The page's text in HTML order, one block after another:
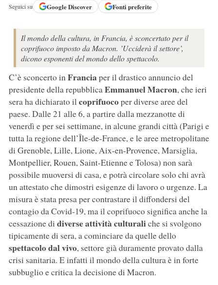
Seguici su GoogleDiscover Fonti preferite
Il mondo della cultura, in Francia, è sconcertato per il
coprifuoco imposto da Macron. ’Ucciderà il settore’,
dicono esponenti del mondo dello spettacolo.
C’è sconcerto inFranciaper il drastico annuncio del
presidente della repubblicaEmmanuel Macron, che ieri
sera ha dichiarato ilcoprifuocoper diverse aree del
paese. Dalle 21 alle 6, a partire dalla mezzanotte di
venerdì e per sei settimane, in alcune grandi città (Parigi e
tutta la regione dell’Île-de-France, e le aree metropolitane
di Grenoble, Lille, Lione, Aix-en-Provence, Marsiglia,
Montpellier, Rouen, Saint-Etienne e Tolosa) non sarà
possibile muoversi di casa, e potrà circolare solo chi avrà
un attestato che dimostri esigenze di lavoro o urgenze. La
misura è stata presa per contrastare il diffondersi del
contagio da Covid-19, ma il coprifuoco significa anche la
cessazione di diverse attività culturaliche si svolgono
tipicamente di sera, a cominciare da quelle dello
spettacolo dal vivo, settore già duramente provato dalla
crisi sanitaria. E infatti il mondo della cultura è in forte
subbuglio e critica la decisione di Macron.